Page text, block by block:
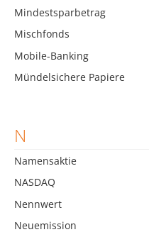
Mindestsparbetrag
Mischfonds
Mobile-Banking
Mündelsichere Papiere
N
Namensaktie
NASDAQ
Nennwert
Neuemission